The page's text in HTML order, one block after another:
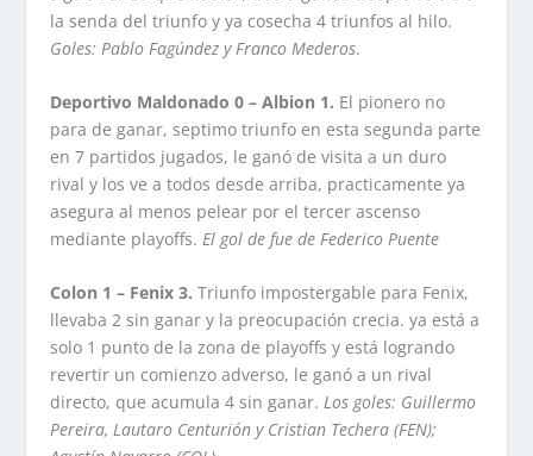
la senda del triunfo y ya cosecha 4 triunfos al hilo.
Goles: Pablo Fagúndez y Franco Mederos.
Deportivo Maldonado 0 – Albion 1. El pionero no
para de ganar, septimo triunfo en esta segunda parte
en 7 partidos jugados, le ganó de visita a un duro
rival y los ve a todos desde arriba, practicamente ya
asegura al menos pelear por el tercer ascenso
mediante playoffs.El gol de fue de Federico Puente
Colon 1 – Fenix 3.Triunfo impostergable para Fenix,
llevaba 2 sin ganar y la preocupación crecia. ya está a
solo 1 punto de la zona de playoffs y está logrando
revertir un comienzo adverso, le ganó a un rival
directo, que acumula 4 sin ganar.Los goles: Guillermo
Pereira, Lautaro Centurión y Cristian Techera (FEN);